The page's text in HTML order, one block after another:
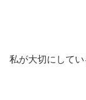
私が大切にしてい